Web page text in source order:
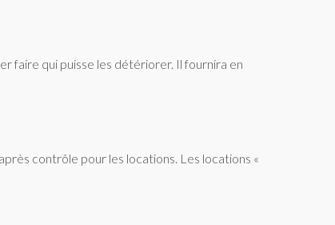
faire qui puisse les détériorer. Il fournira en
contrôle pour les locations. Les locations «